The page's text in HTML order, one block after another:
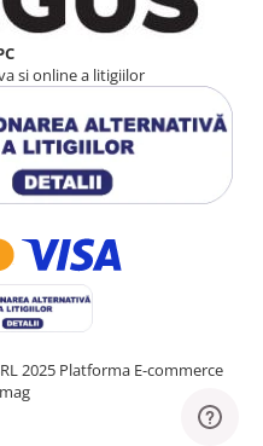
si online a litigiilor
2025 Platforma E-commerce